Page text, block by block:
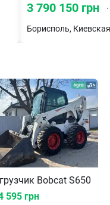
3 790 150 грн ·
Борисполь,
Bobcat S650
595 грн